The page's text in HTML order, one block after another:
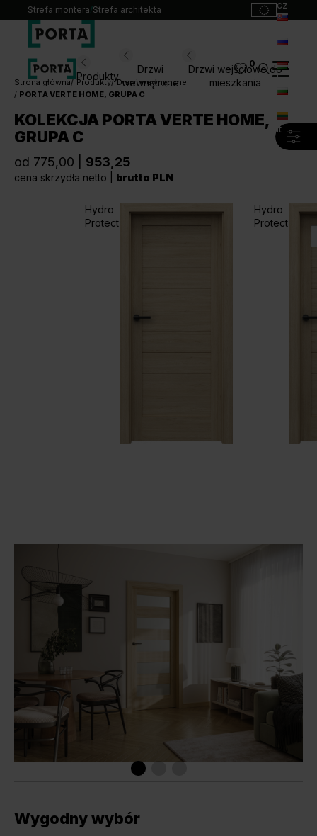
Strefa montera/Strefa architekta cz
hu
lt
Produkty
Drzwi
wewnętrzne
Drzwi wejściowe do
mieszkania
0
Wybierz swoje drzwi
Produkty
Punkty sprzedaży
Kontakt
Pliki do pobrania
Strona główna Produkty
Drzwi wewnętrzne
PORTA VERTE HOME, GRUPA C
KOLEKCJA PORTA VERTE HOME,
GRUPA C
od 775,00 | 953,25
cena skrzydła netto | brutto PLN
Hydro
Protect
Hydro
Protect
Wygodny wybór